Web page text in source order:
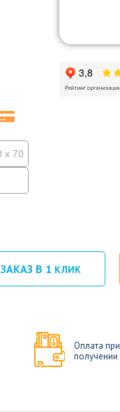
x 70
ЗАКАЗ В 1 КЛИК
Оплата при
получении